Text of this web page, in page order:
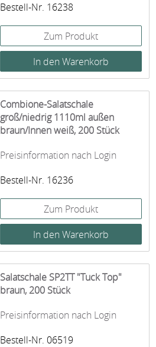
Bestell-Nr. 16238
Zum Produkt
Combione-Salatschale
groß/niedrig 1110ml außen
braun/Innen weiß, 200 Stück
Preisinformation nach Login
Bestell-Nr. 16236
Zum Produkt
Salatschale SP2TT "Tuck Top"
braun, 200 Stück
Preisinformation nach Login
Bestell-Nr. 06519